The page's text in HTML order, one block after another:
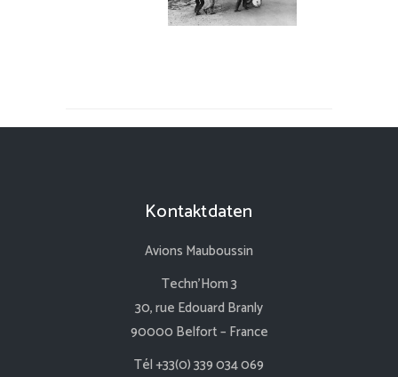
Kontaktdaten
Avions Mauboussin
Techn’Hom 3
30, rue Edouard Branly
90000 Belfort – France
Tél +33(0) 339 034 069